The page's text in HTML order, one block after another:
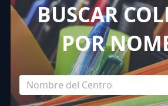
BUSCAR
POR